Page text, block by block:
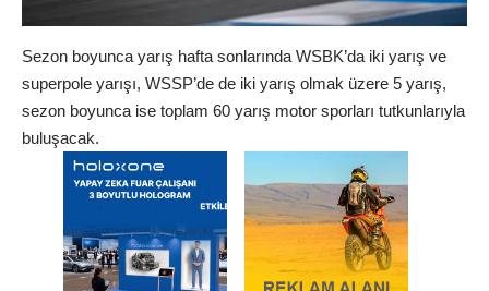
Sezon boyunca yarış hafta sonlarında WSBK’da iki yarış ve
superpole yarışı, WSSP’de de iki yarış olmak üzere 5 yarış,
sezon boyunca ise toplam 60 yarış motor sporları tutkunlarıyla
buluşacak.